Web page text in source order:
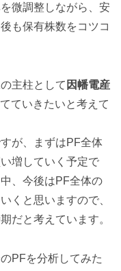
微調整しながら、安
も保有株数をコツコ
主柱として 因幡電産
ていきたいと考えて
が、まずはPF全体
増していく予定で
、今後はPF全体の
くと思いますので、
だと考えています。
PFを分析してみた